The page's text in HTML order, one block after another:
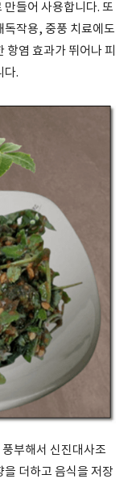
들어 사용합니다. 또
작용, 중풍 치료에도
항염 효과가 뛰어나 피
다.
풍부해서 신진대사조
더하고 음식을 저장